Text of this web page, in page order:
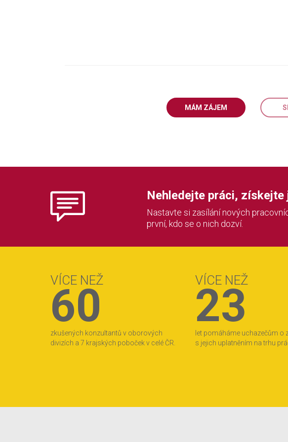
MÁM ZÁJEM
Nehledejte práci, získejte
Nastavte si zasílání nových
první, kdo se o nich dozví.
VÍCE NEŽ
60
zkušených konzultantů v oborových
divizích a 7 krajských poboček v celé ČR.
VÍCE NEŽ
23
let pomáháme uchazečům o
s jejich uplatněním na trhu